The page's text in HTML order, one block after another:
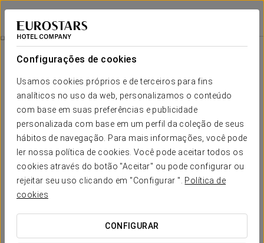
Configurações de cookies
Usamos cookies próprios e de terceiros para fins
analíticos no uso da web, personalizamos o conteúdo
com base em suas preferências e publicidade
personalizada com base em um perfil da coleção de seus
hábitos de navegação. Para mais informações, você pode
ler nossa política de cookies. Você pode aceitar todos os
cookies através do botão "Aceitar" ou pode configurar ou
rejeitar seu uso clicando em "Configurar ". Política de
cookies
CONFIGURAR
Eurostars Santa Luzia
GUIMARÃES
Ritual De Calma E Cuidado Pessoal
148 €
Ritual de calma e cuidado pessoal
Ofereça a si mesmo um momento só seu e desligue da
rotina diária com uma experiência pensada para o bem-